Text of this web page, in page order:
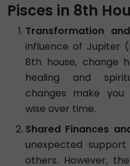
Pisces in 8th
Transformation
influence of Jupiter
8th house, change
healing and
changes make you
wise over time.
Shared Finances
unexpected
others. However,